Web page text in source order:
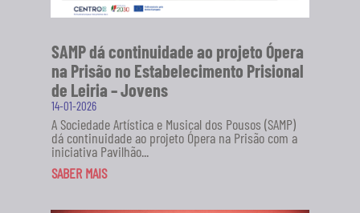
SAMP dá continuidade ao projeto Ópera
na Prisão no Estabelecimento Prisional
de Leiria – Jovens
14-01-2026
A Sociedade Artística e Musical dos Pousos (SAMP)
dá continuidade ao projeto Ópera na Prisão com a
iniciativa Pavilhão...
SABER MAIS